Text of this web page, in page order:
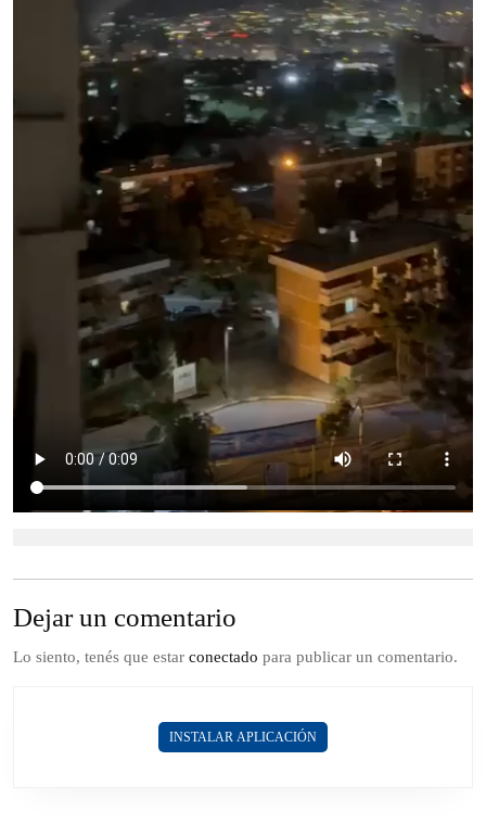
Dejar un comentario
Lo siento, tenés que estar conectado para publicar un comentario.
INSTALAR APLICACIÓN